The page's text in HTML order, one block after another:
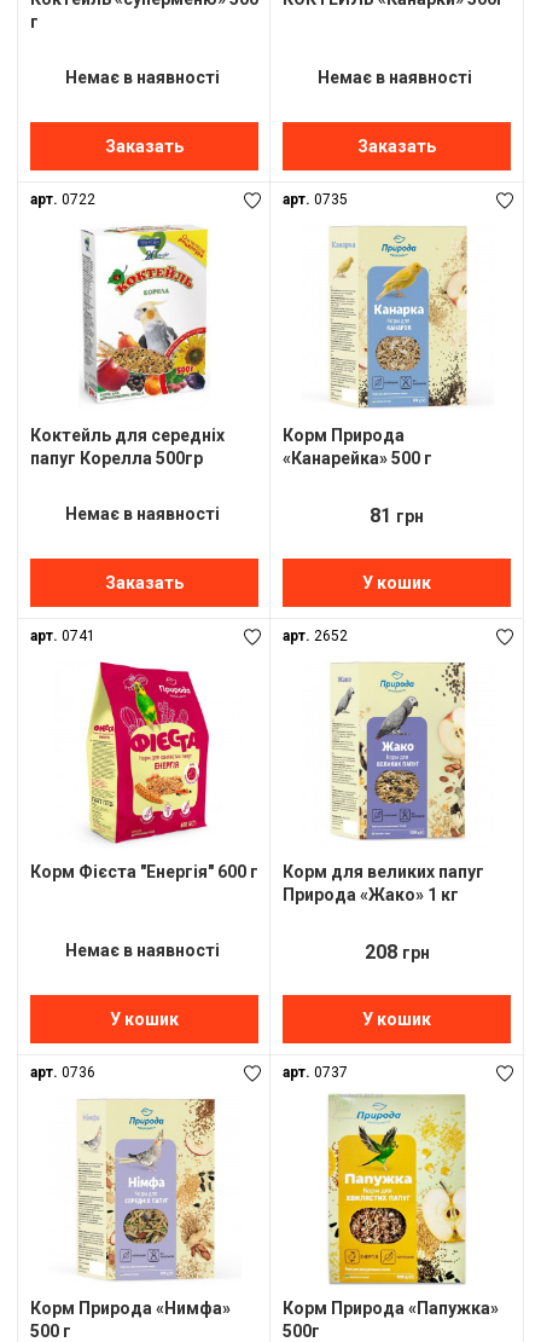
г
Немає в наявності
Заказать
Немає в наявності
Заказать
арт. 0722
Коктейль для середніх
папуг Корелла 500гр
Немає в наявності
Заказать
арт. 0735
Корм Природа
«Канарейка» 500 г
81 грн
У кошик
арт. 0741
Корм Фієста "Енергія" 600 г
Немає в наявності
У кошик
арт. 2652
Корм для великих папуг
Природа «Жако» 1 кг
208 грн
У кошик
арт. 0736
Корм Природа «Нимфа»
500 г
арт. 0737
Корм Природа «Папужка»
500г